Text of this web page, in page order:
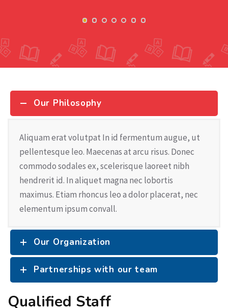
Our Philosophy
Aliquam erat volutpat In id fermentum augue, ut
pellentesque leo. Maecenas at arcu risus. Donec
commodo sodales ex, scelerisque laoreet nibh
hendrerit id. In aliquet magna nec lobortis
maximus. Etiam rhoncus leo a dolor placerat, nec
elementum ipsum convall.
Our Organization
Partnerships with our team
Qualified Staff